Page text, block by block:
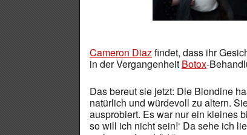
Cameron Diazfindet, dass ihr
in der Vergangenheit Botox-
Das bereut sie jetzt: Die Blondine
natürlich und würdevoll zu altern.
ausprobiert. Es war nur ein kleines
so will ich nicht sein!‘ Da sehe ich